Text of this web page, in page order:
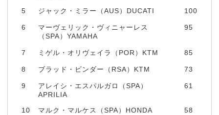
5 ジャック・ミラー（AUS）DUCATI 100
6
マーヴェリック・ヴィニャーレス
（SPA）YAMAHA
95
7 ミゲル・オリヴェイラ（POR）KTM 85
8 ブラッド・ビンダー（RSA）KTM 73
9
アレイシ・エスパルガロ（SPA）
APRILIA
61
10 マルク・マルケス（SPA）HONDA 58